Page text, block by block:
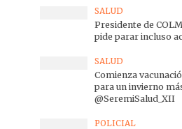
SALUD
Presidente de
pide parar incluso
SALUD
Comienza
para un invierno
@SeremiSalud_XII
POLICIAL